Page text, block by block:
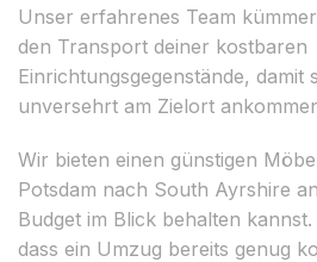
Unser erfahrenes Team
den Transport deiner kostbaren
Einrichtungsgegenstände, damit
unversehrt am Zielort
Wir bieten einen günstigen
Potsdam nach South Ayrshire
Budget im Blick behalten
dass ein Umzug bereits genug